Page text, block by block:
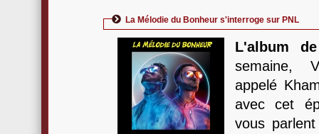
La Mélodie du Bonheur s'interroge sur PNL
L'album
semaine,
appelé
avec cet
vous